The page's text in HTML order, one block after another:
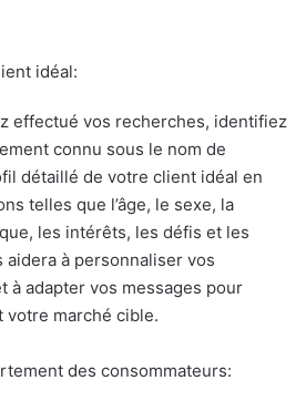
idéal:
effectué vos recherches, identifiez
connu sous le nom de
détaillé de votre client idéal en
telles que l’âge, le sexe, la
les intérêts, les défis et les
aidera à personnaliser vos
à adapter vos messages pour
marché cible.
des consommateurs: